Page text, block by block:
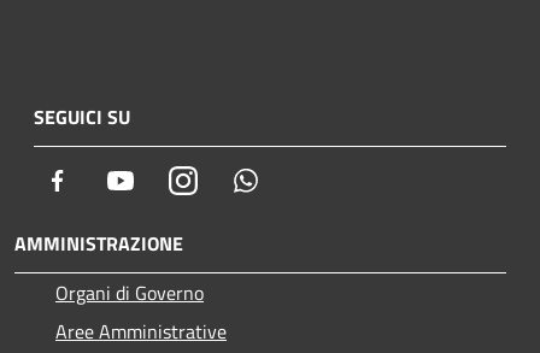
SEGUICI SU
Facebook YoutubeInstagram
AMMINISTRAZIONE
Organi di Governo
Aree Amministrative